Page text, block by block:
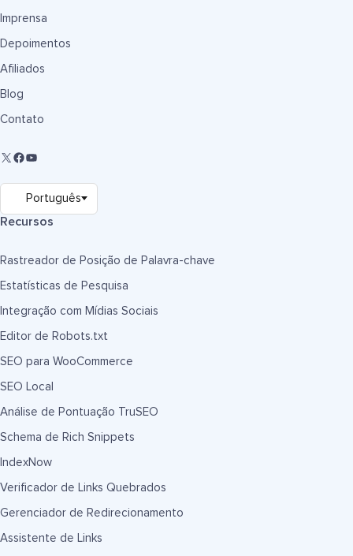
Imprensa
Depoimentos
Afiliados
Blog
Contato
Recursos
Rastreador de Posição de Palavra-chave
Estatísticas de Pesquisa
Integração com Mídias Sociais
Editor de Robots.txt
SEO para WooCommerce
SEO Local
Análise de Pontuação TruSEO
Schema de Rich Snippets
IndexNow
Verificador de Links Quebrados
Gerenciador de Redirecionamento
Assistente de Links